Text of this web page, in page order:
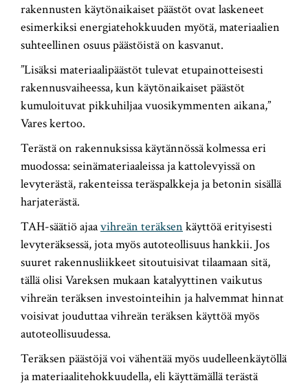
rakennusten käytönaikaiset päästöt ovat laskeneet
esimerkiksi energiatehokkuuden myötä, materiaalien
suhteellinen osuus päästöistä on kasvanut.
”Lisäksi materiaalipäästöt tulevat etupainotteisesti
rakennusvaiheessa, kun käytönaikaiset päästöt
kumuloituvat pikkuhiljaa vuosikymmenten aikana,”
Vares kertoo.
Terästä on rakennuksissa käytännössä kolmessa eri
muodossa: seinämateriaaleissa ja kattolevyissä on
levyterästä, rakenteissa teräspalkkeja ja betonin sisällä
harjaterästä.
TAH-säätiö ajaavihreän teräksen käyttöä erityisesti
levyteräksessä, jota myös autoteollisuus hankkii. Jos
suuret rakennusliikkeet sitoutuisivat tilaamaan sitä,
tällä olisi Vareksen mukaan katalyyttinen vaikutus
vihreän teräksen investointeihin ja halvemmat hinnat
voisivat jouduttaa vihreän teräksen käyttöä myös
autoteollisuudessa.
Teräksen päästöjä voi vähentää myös uudelleenkäytöllä
ja materiaalitehokkuudella, eli käyttämällä terästä